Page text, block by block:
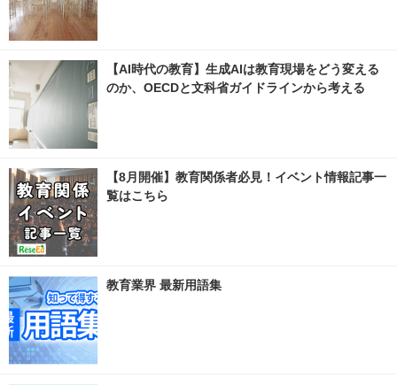
【AI時代の教育】生成AIは教育現場をどう変える
のか、OECDと文科省ガイドラインから考える
【8月開催】教育関係者必見！イベント情報記事一
覧はこちら
教育業界 最新用語集